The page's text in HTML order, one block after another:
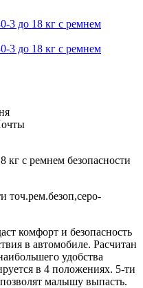
кг с ремнем безопасности
точ.рем.безоп,серо-
комфорт и безопасность
в автомобиле. Расчитан
удобства
в 4 положениях. 5-ти
малышу выпасть.